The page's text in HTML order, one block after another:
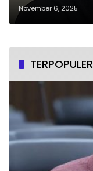
November 6, 2025
TERPOPULER